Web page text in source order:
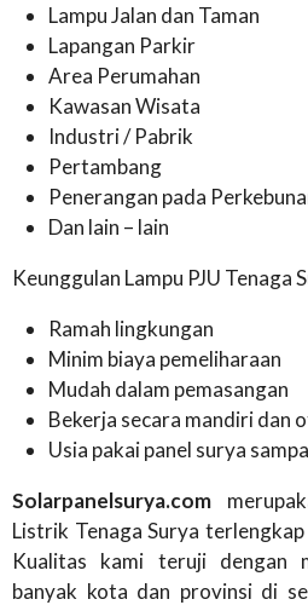
Lampu Jalan dan Taman
Lapangan Parkir
Area Perumahan
Kawasan Wisata
Industri / Pabrik
Pertambang
Penerangan pada
Dan lain – lain
Keunggulan Lampu PJU Tenaga
Ramah lingkungan
Minim biaya pemeliharaan
Mudah dalam pemasangan
Bekerja secara mandiri dan
Usia pakai panel surya
Solarpanelsurya.com
Listrik Tenaga Surya
Kualitas kami teruji dengan
banyak kota dan provinsi di